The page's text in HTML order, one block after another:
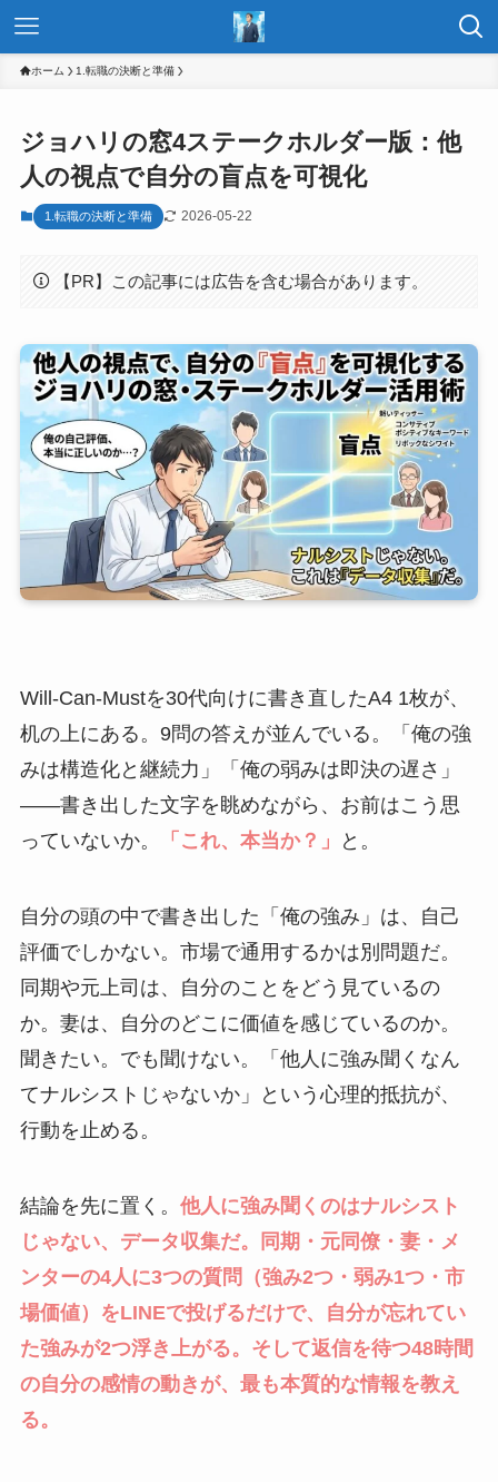
ホーム 1.転職の決断と準備
ジョハリの窓4ステークホルダー版：他
人の視点で自分の盲点を可視化
1.転職の決断と準備 2026-05-22
【PR】この記事には広告を含む場合があります。
Will-Can-Mustを30代向けに書き直したA4 1枚が、
机の上にある。9問の答えが並んでいる。「俺の強
みは構造化と継続力」「俺の弱みは即決の遅さ」
——書き出した文字を眺めながら、お前はこう思
っていないか。
「これ、本当か？」 と。
自分の頭の中で書き出した「俺の強み」は、自己
評価でしかない。市場で通用するかは別問題だ。
同期や元上司は、自分のことをどう見ているの
か。妻は、自分のどこに価値を感じているのか。
聞きたい。でも聞けない。「他人に強み聞くなん
てナルシストじゃないか」という心理的抵抗が、
行動を止める。
結論を先に置く。 他人に強み聞くのはナルシスト
じゃない、データ収集だ。同期・元同僚・妻・メ
ンターの4人に3つの質問（強み2つ・弱み1つ・市
場価値）をLINEで投げるだけで、自分が忘れてい
た強みが2つ浮き上がる。そして返信を待つ48時間
の自分の感情の動きが、最も本質的な情報を教え
る。